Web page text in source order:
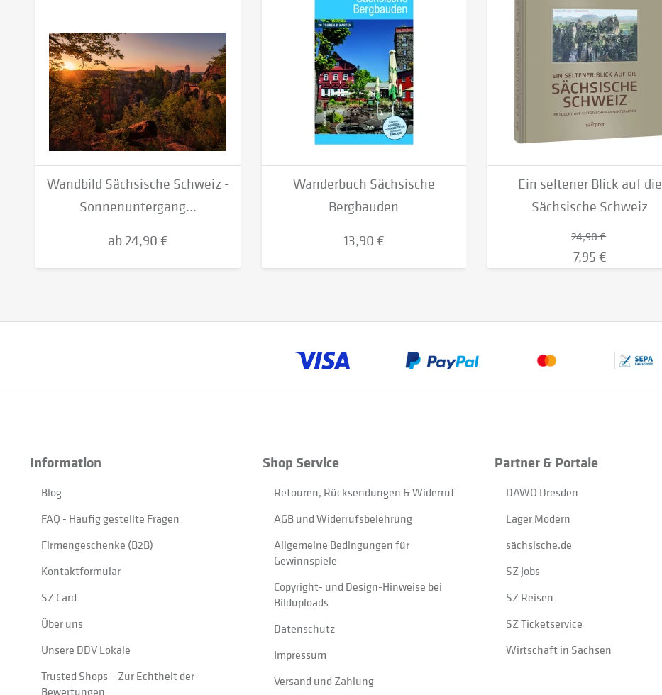
Wandbild Sächsische Schweiz -
Sonnenuntergang...
ab 24,90 €
Wanderbuch Sächsische
Bergbauden
13,90 €
Ein seltener Blick auf die
Sächsische Schweiz
24,90 €
7,95 €
Information
Blog
FAQ - Häufig gestellte Fragen
Firmengeschenke (B2B)
Kontaktformular
SZ Card
Über uns
Unsere DDV Lokale
Trusted Shops – Zur Echtheit der
Bewertungen
Shop Service
Retouren, Rücksendungen & Widerruf
AGB und Widerrufsbelehrung
Allgemeine Bedingungen für
Gewinnspiele
Copyright- und Design-Hinweise bei
Bilduploads
Datenschutz
Impressum
Versand und Zahlung
Partner & Portale
DAWO Dresden
Lager Modern
sächsische.de
SZ Jobs
SZ Reisen
SZ Ticketservice
Wirtschaft in Sachsen